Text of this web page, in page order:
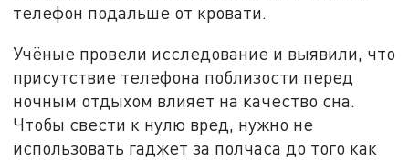
телефон подальше от кровати.
Учёные провели исследование и выявили, что
присутствие телефона поблизости перед
ночным отдыхом влияет на качество сна.
Чтобы свести к нулю вред, нужно не
использовать гаджет за полчаса до того как